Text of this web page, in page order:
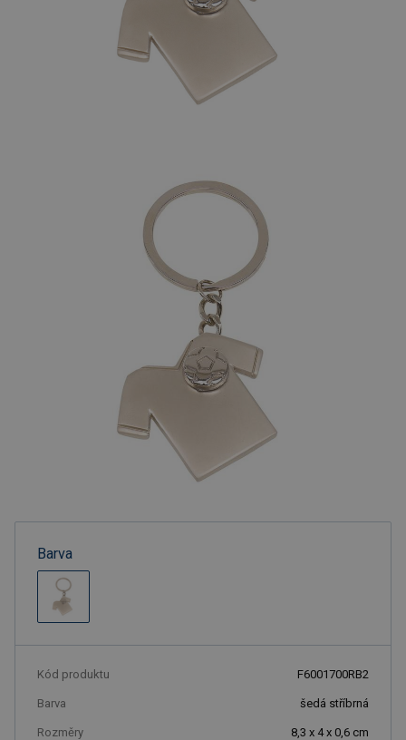
Barva
Kód produktu F6001700RB2
Barva šedá stříbrná
Rozměry 8,3 x 4 x 0,6 cm